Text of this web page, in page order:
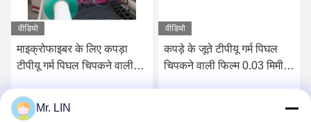
वीडियो
माइक्रोफाइबर के लिए कपड़ा
टीपीयू गर्म पिघल चिपकने वाली
सर्वोत्तम मूल्य प्राप्त करें
वीडियो
कपड़े के जूते टीपीयू गर्म पिघल
चिपकने वाली फिल्म 0.03 मिमी
Mr. LIN